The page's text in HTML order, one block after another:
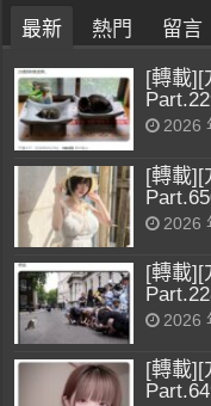
最新 熱門 留言
[轉載][
2026
[轉載][
2026
[轉載][
2026
[轉載][